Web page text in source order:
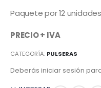
Paquete por 12 unidades
PRECIO + IVA
CATEGORÍA: PULSERAS
Deberás iniciar sesión